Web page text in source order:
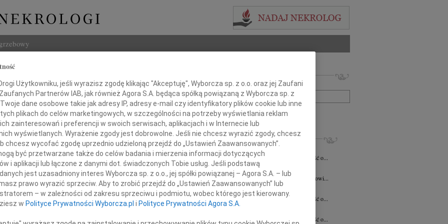
najszczerszego współczucia
Skupin
Imię i nazwisko lub numer ogłoszenia:
+ szukanie zaawansowane
INNE NEKROLOGI
Jan Pacławski 07.08.2026Kielce
Z głębokim smutkiem przyjęliśmy wiadomość o...
Bożena Szostakiewicz
Drogiemu Koledze Panu Notariuszowi Piotrowi...
20.05.2026
Kielce
Z głębokim smutkiem przyjęliśmy wiadomość o...
Damian Pełka
Z głębokim smutkiem przyjęliśmy wiadomość o...
Użytkowniku, jeśli wyrazisz zgodę klikając "Akceptuję", Wyborcza sp. z o.o. oraz jej Zaufani
Partnerów IAB, jak również Agora S.A. będąca spółką powiązaną z Wyborcza sp. z
dane osobowe takie jak adresy IP, adresy e-mail czy identyfikatory plików cookie lub inne
plikach do celów marketingowych, w szczególności na potrzeby wyświetlania reklam
zainteresowań i preferencji w swoich serwisach, aplikacjach i w Internecie lub
wyświetlanych. Wyrażenie zgody jest dobrowolne. Jeśli nie chcesz wyrazić zgody, chcesz
chcesz wycofać zgodę uprzednio udzieloną przejdź do „Ustawień Zaawansowanych”.
być przetwarzane także do celów badania i mierzenia informacji dotyczących
i aplikacji lub łączone z danymi dot. świadczonych Tobie usług. Jeśli podstawą
jest uzasadniony interes Wyborcza sp. z o.o., jej spółki powiązanej – Agora S.A. – lub
prawo wyrazić sprzeciw. Aby to zrobić przejdź do „Ustawień Zaawansowanych” lub
– w zależności od zakresu sprzeciwu i podmiotu, wobec którego jest kierowany.
w Polityce Prywatności Wyborcza.pl i Polityce Prywatności Agora S.A.